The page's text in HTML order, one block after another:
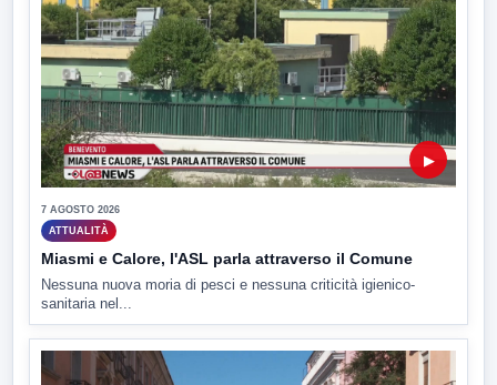
▶
7 AGOSTO 2026
ATTUALITÀ
Miasmi e Calore, l'ASL parla attraverso il Comune
Nessuna nuova moria di pesci e nessuna criticità igienico-
sanitaria nel...